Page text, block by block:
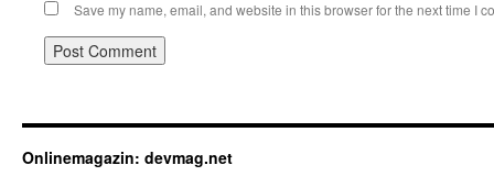
Save my name, email, and website in this browser for the next time I
Onlinemagazin: devmag.net